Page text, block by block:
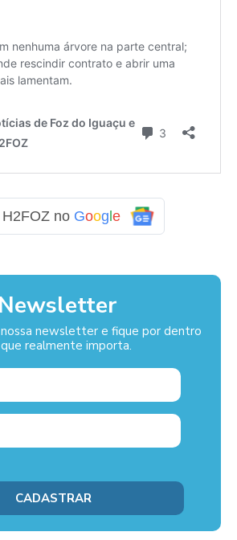
no Goog e
Newsletter
newsletter e fique por dentro
realmente importa.